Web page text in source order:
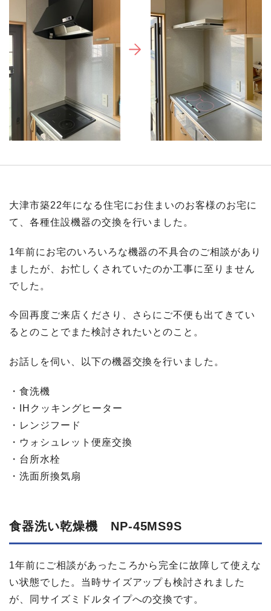
大津市築22年になる住宅にお住まいのお客様のお宅に
て、各種住設機器の交換を行いました。
1年前にお宅のいろいろな機器の不具合のご相談があり
ましたが、お忙しくされていたのか工事に至りません
でした。
今回再度ご来店くださり、さらにご不便も出てきてい
るとのことでまた検討されたいとのこと。
お話しを伺い、以下の機器交換を行いました。
・食洗機
・IHクッキングヒーター
・レンジフード
・ウォシュレット便座交換
・台所水栓
・洗面所換気扇
食器洗い​乾燥機 NP-45MS9S
1年前にご相談があったころから完全に故障して使えな
い状態でした。当時サイズアップも検討されました
が、同サイズミドルタイプへの交換です。